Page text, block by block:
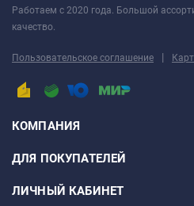
Работаем с 2020 года. Большой
качество.
Пользовательское соглашение |
КОМПАНИЯ
ДЛЯ ПОКУПАТЕЛЕЙ
ЛИЧНЫЙ КАБИНЕТ